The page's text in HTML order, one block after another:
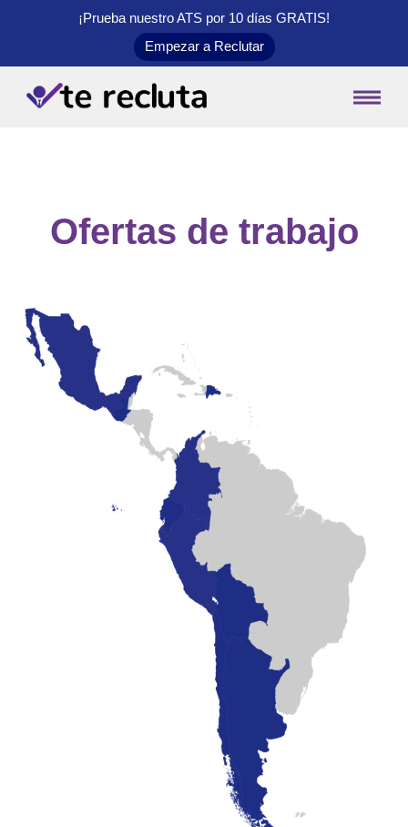
¡Prueba nuestro ATS por 10 días GRATIS!
Empezar a Reclutar
Ofertas de trabajo